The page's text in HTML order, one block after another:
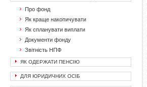
Про фонд
Як краще накопичувати
Як спланувати виплати
Документи фонду
Звітність НПФ
ЯК ОДЕРЖАТИ ПЕНСІЮ
ДЛЯ ЮРИДИЧНИХ ОСІБ